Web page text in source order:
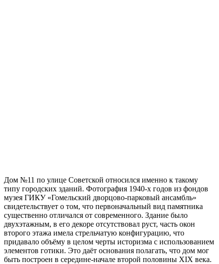
Дом №11 по улице Советской относился именно к такому
типу городских зданий. Фотография 1940-х годов из фондов
музея ГИКУ «Гомельский дворцово-парковый ансамбль»
свидетельствует о том, что первоначальный вид памятника
существенно отличался от современного. Здание было
двухэтажным, в его декоре отсутствовал руст, часть окон
второго этажа имела стрельчатую конфигурацию, что
придавало объёму в целом черты историзма с использованием
элементов готики. Это даёт основания полагать, что дом мог
быть построен в середине-начале второй половины XIX века.